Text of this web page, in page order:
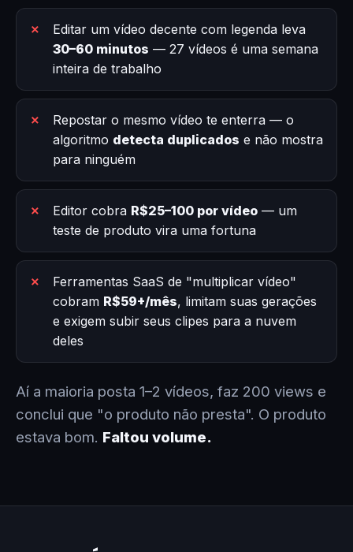
Editar um vídeo decente com legenda leva
30–60 minutos — 27 vídeos é uma semana
inteira de trabalho
Repostar o mesmo vídeo te enterra — o
algoritmo detecta duplicados e não mostra
para ninguém
Editor cobra R$25–100 por vídeo — um
teste de produto vira uma fortuna
Ferramentas SaaS de "multiplicar vídeo"
cobram R$59+/mês, limitam suas gerações
e exigem subir seus clipes para a nuvem
deles
Aí a maioria posta 1–2 vídeos, faz 200 views e
conclui que "o produto não presta". O produto
estava bom. Faltou volume.